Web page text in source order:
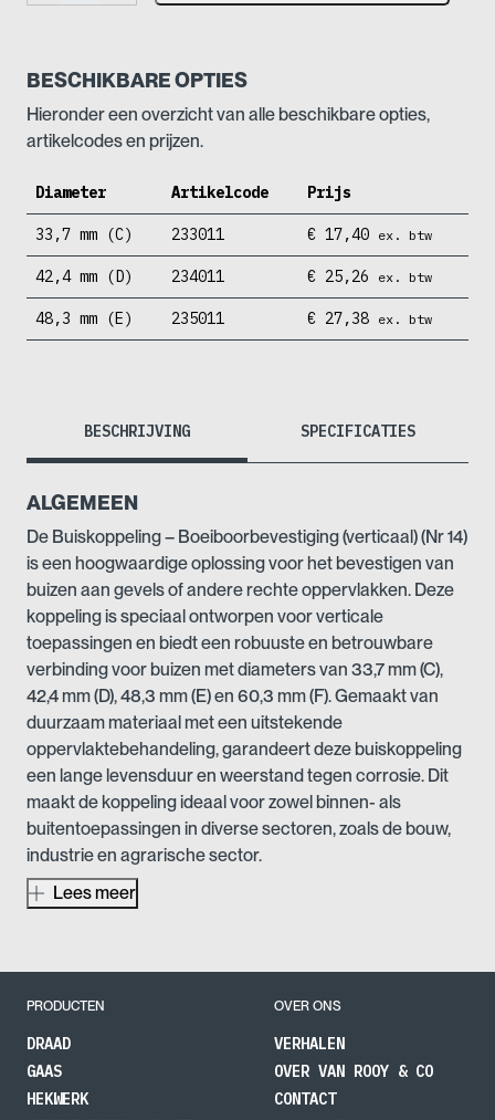
aantal
BESCHIKBARE OPTIES
Hieronder een overzicht van alle beschikbare opties,
artikelcodes en prijzen.
Diameter Artikelcode Prijs
33,7 mm (C) 233011 € 17,40 ex. btw
42,4 mm (D) 234011 € 25,26 ex. btw
48,3 mm (E) 235011 € 27,38 ex. btw
BESCHRIJVING SPECIFICATIES
ALGEMEEN
De Buiskoppeling – Boeiboorbevestiging (verticaal) (Nr 14)
is een hoogwaardige oplossing voor het bevestigen van
buizen aan gevels of andere rechte oppervlakken. Deze
koppeling is speciaal ontworpen voor verticale
toepassingen en biedt een robuuste en betrouwbare
verbinding voor buizen met diameters van 33,7 mm (C),
42,4 mm (D), 48,3 mm (E) en 60,3 mm (F). Gemaakt van
duurzaam materiaal met een uitstekende
oppervlaktebehandeling, garandeert deze buiskoppeling
een lange levensduur en weerstand tegen corrosie. Dit
maakt de koppeling ideaal voor zowel binnen- als
buitentoepassingen in diverse sectoren, zoals de bouw,
industrie en agrarische sector.
De technologische voordelen van de Buiskoppeling –
betrouwbaarheid en veiligheid van uw constructies
waarborgt. Door de stevige constructie en hoogwaardige
Lees meer
PRODUCTEN
DRAAD
GAAS
HEKWERK
OVER ONS
VERHALEN
OVER VAN ROOY & CO
CONTACT